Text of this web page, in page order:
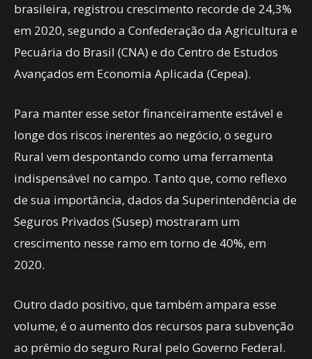
brasileira, registrou crescimento recorde de 24,3%
em 2020, segundo a Confederação da Agricultura e
Pecuária do Brasil (CNA) e do Centro de Estudos
Avançados em Economia Aplicada (Cepea).
Para manter esse setor financeiramente estável e
longe dos riscos inerentes ao negócio, o seguro
Rural vem despontando como uma ferramenta
indispensável no campo. Tanto que, como reflexo
de sua importância, dados da Superintendência de
Seguros Privados (Susep) mostraram um
crescimento nesse ramo em torno de 40%, em
2020.
Outro dado positivo, que também ampara esse
volume, é o aumento dos recursos para subvenção
ao prêmio do seguro Rural pelo Governo Federal.